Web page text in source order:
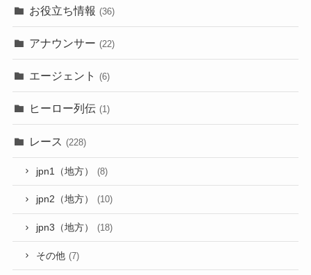
お役立ち情報 (36)
アナウンサー (22)
エージェント (6)
ヒーロー列伝 (1)
レース (228)
jpn1（地方） (8)
jpn2（地方） (10)
jpn3（地方） (18)
その他 (7)